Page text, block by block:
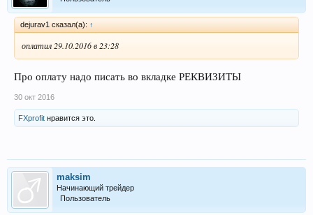
dejurav1 сказал(а): ↑
оплатил 29.10.2016 в 23:28
Про оплату надо писать во вкладке РЕКВИЗИТЫ
30 окт 2016
FXprofit нравится это.
maksim
Начинающий трейдер
Пользователь